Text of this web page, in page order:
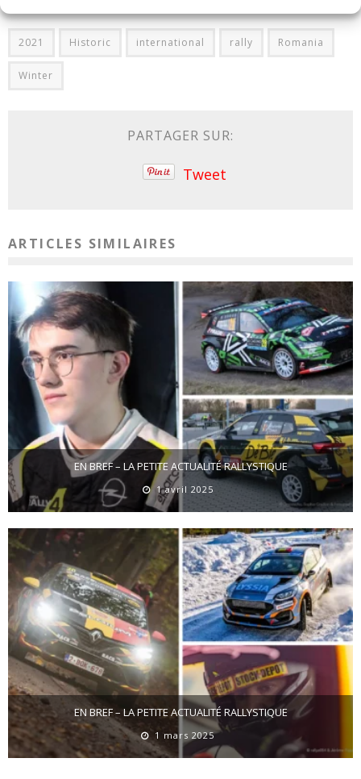
2021 Historic international rally Romania
Winter
PARTAGER SUR:
Tweet
ARTICLES SIMILAIRES
EN BREF – LA PETITE ACTUALITÉ RALLYSTIQUE
1 avril 2025
EN BREF – LA PETITE ACTUALITÉ RALLYSTIQUE
1 mars 2025